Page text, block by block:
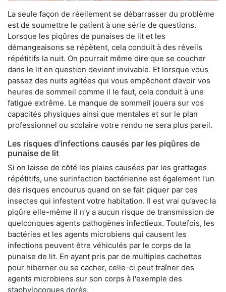
La seule façon de réellement se débarrasser du problème
est de soumettre le patient à une série de questions.
Lorsque les piqûres de punaises de lit et les
démangeaisons se répètent, cela conduit à des réveils
répétitifs la nuit. On pourrait même dire que se coucher
dans le lit en question devient invivable. Et lorsque vous
passez des nuits agitées qui vous empêchent d’avoir vos
heures de sommeil comme il le faut, cela conduit à une
fatigue extrême. Le manque de sommeil jouera sur vos
capacités physiques ainsi que mentales et sur le plan
professionnel ou scolaire votre rendu ne sera plus pareil.
Les risques d’infections causés par les piqûres de
punaise de lit
Si on laisse de côté les plaies causées par les grattages
répétitifs, une surinfection bactérienne est également l’un
des risques encourus quand on se fait piquer par ces
insectes qui infestent votre habitation. Il est vrai qu’avec la
piqûre elle-même il n’y a aucun risque de transmission de
quelconques agents pathogènes infectieux. Toutefois, les
bactéries et les agents microbiens qui causent les
infections peuvent être véhiculés par le corps de la
punaise de lit. En ayant pris par de multiples cachettes
pour hiberner ou se cacher, celle-ci peut traîner des
agents microbiens sur son corps à l'exemple des
staphylocoques dorés.